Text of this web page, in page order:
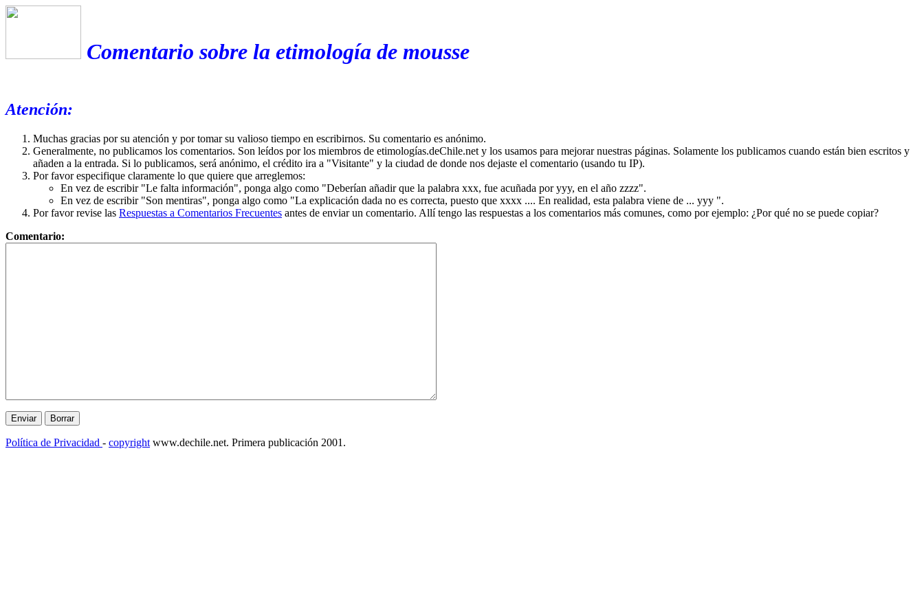
Comentario sobre la etimología de mousse
Atención:
Muchas gracias por su atención y por tomar su valioso tiempo en escribirnos. Su comentario es anónimo.
Generalmente, no publicamos los comentarios. Son leídos por los miembros de etimologías.deChile.net y los usamos para mejorar nuestras páginas. Solamente los publicamos cuando están bien escritos y
añaden a la entrada. Si lo publicamos, será anónimo, el crédito ira a "Visitante" y la ciudad de donde nos dejaste el comentario (usando tu IP).
Por favor especifique claramente lo que quiere que arreglemos:
En vez de escribir "Le falta información", ponga algo como "Deberían añadir que la palabra xxx, fue acuñada por yyy, en el año zzzz".
En vez de escribir "Son mentiras", ponga algo como "La explicación dada no es correcta, puesto que xxxx .... En realidad, esta palabra viene de ... yyy ".
Por favor revise las Respuestas a Comentarios Frecuentes antes de enviar un comentario. Allí tengo las respuestas a los comentarios más comunes, como por ejemplo: ¿Por qué no se puede copiar?
Comentario:
Política de Privacidad - copyright www.dechile.net. Primera publicación 2001.